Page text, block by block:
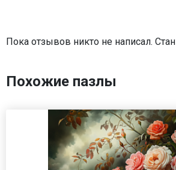
Пока отзывов никто не написал.
Похожие пазлы